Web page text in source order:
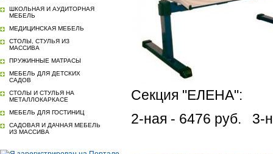
ШКОЛЬНАЯ И АУДИТОРНАЯ
МЕБЕЛЬ
МЕДИЦИНСКАЯ МЕБЕЛЬ
СТОЛЫ, СТУЛЬЯ ИЗ
МАССИВА
ПРУЖИННЫЕ МАТРАСЫ
МЕБЕЛЬ ДЛЯ ДЕТСКИХ
САДОВ
СТОЛЫ И СТУЛЬЯ НА
МЕТАЛЛОКАРКАСЕ
МЕБЕЛЬ ДЛЯ ГОСТИНИЦ
САДОВАЯ И ДАЧНАЯ МЕБЕЛЬ
ИЗ МАССИВА
Секция "ЕЛЕНА":
2-ная - 6476 руб. 3-